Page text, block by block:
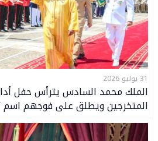
31 يوليو 2026
الملك محمد السادس يترأس حفل
المتخرجين ويطلق على فوجهم اسم